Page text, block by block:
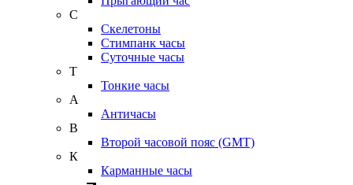
С
Скелетоны
Стимпанк часы
Суточные часы
Т
Тонкие часы
А
Античасы
В
Второй часовой пояс (GMT)
К
Карманные часы